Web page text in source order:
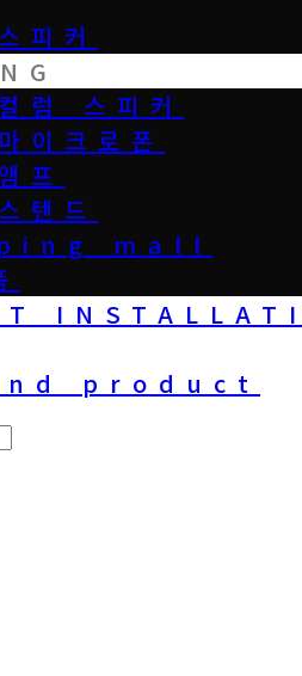
피커
럼 스피커
이크로폰
프
텐드
mall
product